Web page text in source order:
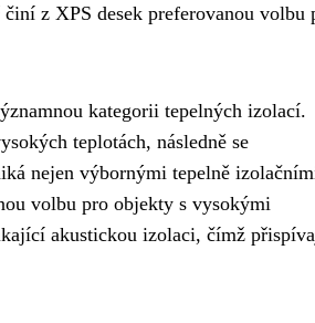
činí z XPS desek preferovanou volbu
kategorii tepelných izolací.
teplotách, následně se
nejen výbornými tepelně
volbu pro objekty s vysokými
akustickou izolaci, čímž